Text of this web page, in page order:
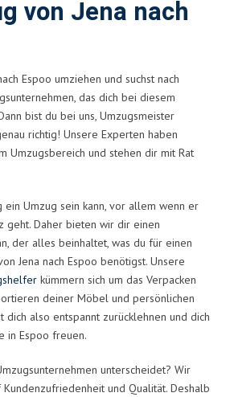
von Jena nach
Espoo umziehen und suchst nach
das dich bei diesem
bist du bei uns, Umzugsmeister
richtig! Unsere Experten haben
Umzugsbereich und stehen dir mit Rat
ein Umzug sein kann, vor allem wenn er
geht. Daher bieten wir dir einen
der alles beinhaltet, was du für einen
Jena nach Espoo benötigst. Unsere
kümmern sich um das Verpacken
deiner Möbel und persönlichen
dich also entspannt zurücklehnen und dich
in Espoo freuen.
unterscheidet? Wir
und Qualität. Deshalb